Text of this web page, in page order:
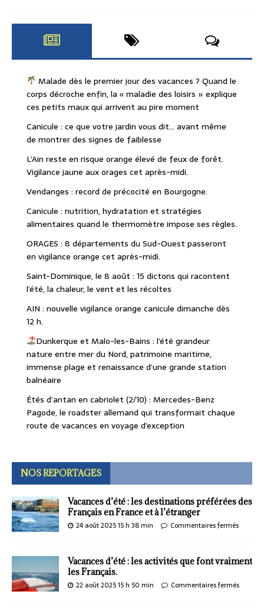
Malade dès le premier jour des vacances ? Quand le
corps décroche enfin, la « maladie des loisirs » explique
ces petits maux qui arrivent au pire moment
Canicule : ce que votre jardin vous dit… avant même
de montrer des signes de faiblesse
L’Ain reste en risque orange élevé de feux de forêt.
Vigilance jaune aux orages cet après-midi.
Vendanges : record de précocité en Bourgogne.
Canicule : nutrition, hydratation et stratégies
alimentaires quand le thermomètre impose ses règles.
ORAGES : 8 départements du Sud-Ouest passeront
en vigilance orange cet après-midi.
Saint-Dominique, le 8 août : 15 dictons qui racontent
l’été, la chaleur, le vent et les récoltes
AIN : nouvelle vigilance orange canicule dimanche dès
12 h.
Dunkerque et Malo-les-Bains : l’été grandeur
nature entre mer du Nord, patrimoine maritime,
immense plage et renaissance d’une grande station
balnéaire
Étés d’antan en cabriolet (2/10) : Mercedes-Benz
Pagode, le roadster allemand qui transformait chaque
route de vacances en voyage d’exception
NOS REPORTAGES
Vacances d’été : les destinations préférées des
Français en France et à l’étranger
24 août 2025 15 h 38 min Commentaires fermés
Vacances d’été : les activités que font vraiment
les Français.
22 août 2025 15 h 50 min Commentaires fermés